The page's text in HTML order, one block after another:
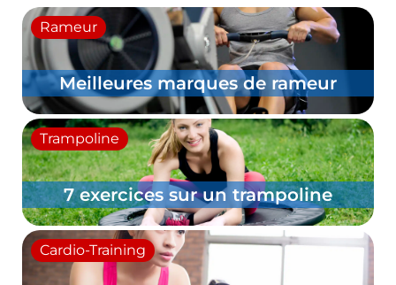
Trampoline
Bienfaits du trampoline sur la santé
Équipements
Bandes élastiques ou haltères
Nutrition sportive